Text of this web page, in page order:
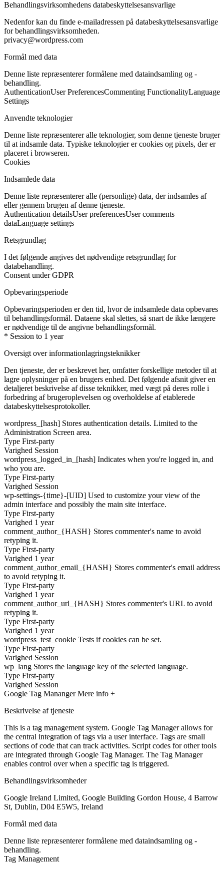
Behandlingsvirksomhedens databeskyttelsesansvarlige
Nedenfor kan du finde e-mailadressen på databeskyttelsesansvarlige
for behandlingsvirksomheden.
privacy@wordpress.com
Formål med data
Denne liste repræsenterer formålene med dataindsamling og -
behandling.
AuthenticationUser PreferencesCommenting FunctionalityLanguage
Settings
Anvendte teknologier
Denne liste repræsenterer alle teknologier, som denne tjeneste bruger
til at indsamle data. Typiske teknologier er cookies og pixels, der er
placeret i browseren.
Cookies
Indsamlede data
Denne liste repræsenterer alle (personlige) data, der indsamles af
eller gennem brugen af denne tjeneste.
Authentication detailsUser preferencesUser comments
dataLanguage settings
Retsgrundlag
I det følgende angives det nødvendige retsgrundlag for
databehandling.
Consent under GDPR
Opbevaringsperiode
Opbevaringsperioden er den tid, hvor de indsamlede data opbevares
til behandlingsformål. Dataene skal slettes, så snart de ikke længere
er nødvendige til de angivne behandlingsformål.
* Session to 1 year
Oversigt over informationlagringsteknikker
Den tjeneste, der er beskrevet her, omfatter forskellige metoder til at
lagre oplysninger på en brugers enhed. Det følgende afsnit giver en
detaljeret beskrivelse af disse teknikker, med vægt på deres rolle i
forbedring af brugeroplevelsen og overholdelse af etablerede
databeskyttelsesprotokoller.
wordpress_[hash] Stores authentication details. Limited to the
Administration Screen area.
Type First-party
Varighed Session
wordpress_logged_in_[hash] Indicates when you're logged in, and
who you are.
Type First-party
Varighed Session
wp-settings-{time}-[UID] Used to customize your view of the
admin interface and possibly the main site interface.
Type First-party
Varighed 1 year
comment_author_{HASH} Stores commenter's name to avoid
retyping it.
Type First-party
Varighed 1 year
comment_author_email_{HASH} Stores commenter's email address
to avoid retyping it.
Type First-party
Varighed 1 year
comment_author_url_{HASH} Stores commenter's URL to avoid
retyping it.
Type First-party
Varighed 1 year
wordpress_test_cookie Tests if cookies can be set.
Type First-party
Varighed Session
wp_lang Stores the language key of the selected language.
Type First-party
Varighed Session
Google Tag ManangerMere info +
Beskrivelse af tjeneste
This is a tag management system. Google Tag Manager allows for
the central integration of tags via a user interface. Tags are small
sections of code that can track activities. Script codes for other tools
are integrated through Google Tag Manager. The Tag Manager
enables control over when a specific tag is triggered.
Behandlingsvirksomheder
Google Ireland Limited, Google Building Gordon House, 4 Barrow
St, Dublin, D04 E5W5, Ireland
Formål med data
Denne liste repræsenterer formålene med dataindsamling og -
behandling.
Tag Management